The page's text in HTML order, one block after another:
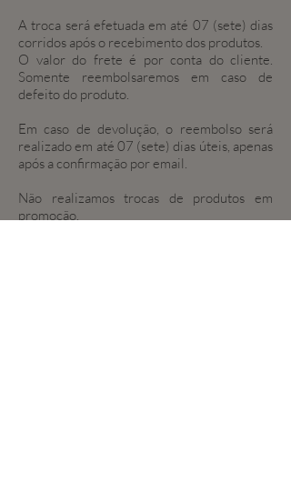
A troca será efetuada em até 07 (sete) dias
corridos após o recebimento dos produtos.
O valor do frete é por conta do cliente.
Somente reembolsaremos em caso de
defeito do produto.
Em caso de devolução, o reembolso será
realizado em até 07 (sete) dias úteis, apenas
após a confirmação por email.
Não realizamos trocas de produtos em
promoção.